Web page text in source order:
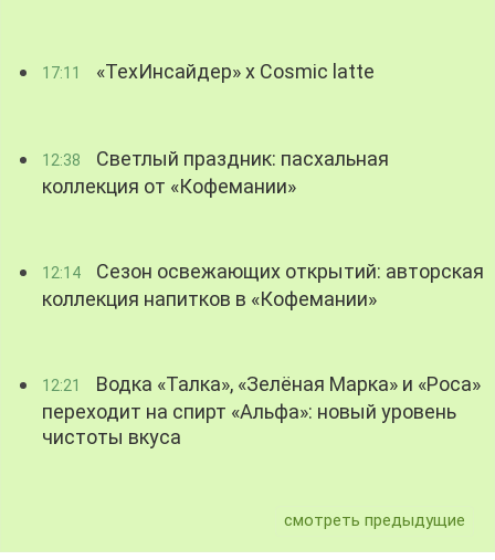
17:11 «ТехИнсайдер» х Cosmic latte
12:38
Светлый праздник: пасхальная
коллекция от «Кофемании»
12:14
Сезон освежающих открытий: авторская
коллекция напитков в «Кофемании»
12:21
Водка «Талка», «Зелёная Марка» и «Роса»
переходит на спирт «Альфа»: новый уровень
чистоты вкуса
смотреть предыдущие